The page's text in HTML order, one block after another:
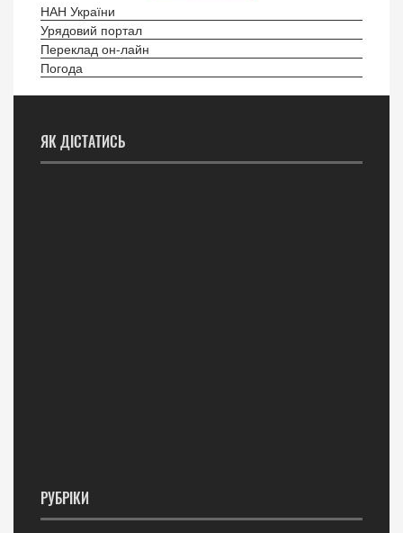
НАН України
Урядовий портал
Переклад он-лайн
Погода
ЯК ДІСТАТИСЬ
РУБРІКИ